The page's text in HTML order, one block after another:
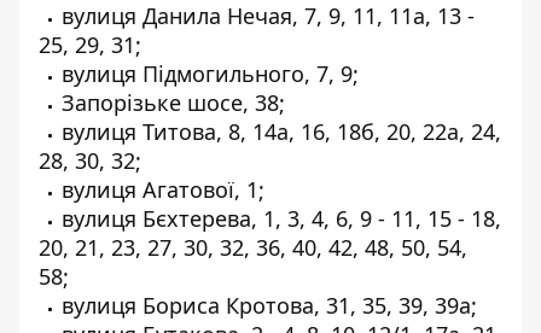
вулиця Данила Нечая, 7, 9, 11, 11а, 13 -
25, 29, 31;
вулиця Підмогильного, 7, 9;
Запорізьке шосе, 38;
вулиця Титова, 8, 14а, 16, 18б, 20, 22а, 24,
28, 30, 32;
вулиця Агатової, 1;
вулиця Бєхтерева, 1, 3, 4, 6, 9 - 11, 15 - 18,
20, 21, 23, 27, 30, 32, 36, 40, 42, 48, 50, 54,
58;
вулиця Бориса Кротова, 31, 35, 39, 39а;